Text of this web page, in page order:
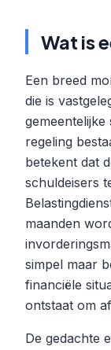
Wat is
Een breed
die is
regeling
betekent dat
schuldeisers
maanden
simpel maar
financiële
ontstaat om
De gedachte